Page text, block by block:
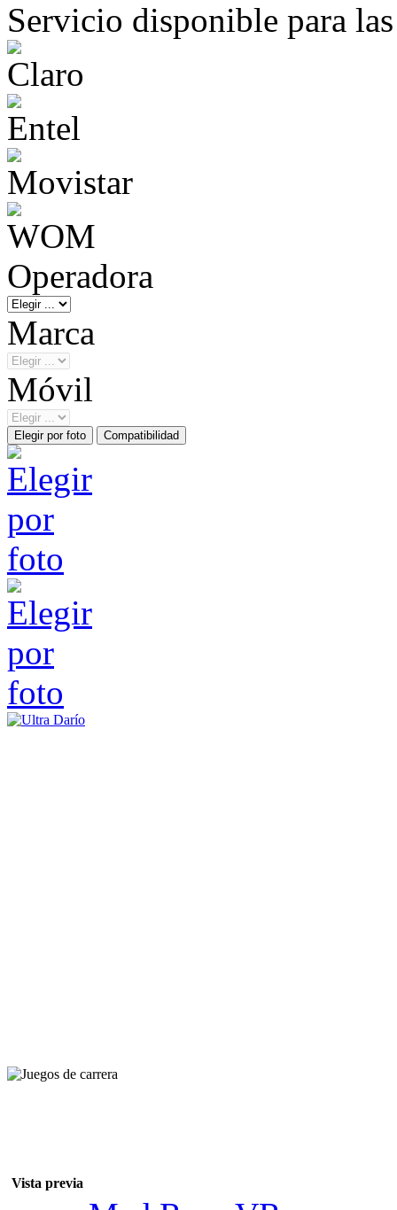
Servicio disponible para
Operadora
Marca
Móvil
Vista previa